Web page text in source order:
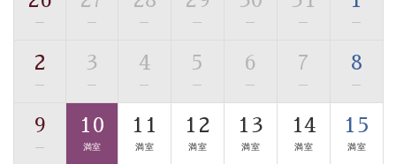
眺望はございませんが、源泉掛け流しの温泉の質を楽し
む貸切温泉風呂です。ゆったりといやされるプライベー
トな空間をお愉しみください。
【旅】
— — — — — — —
2
—
3
—
4
—
5
—
6
—
7
—
8
—
9
—
10
満室
11
満室
12
満室
13
満室
14
満室
15
満室